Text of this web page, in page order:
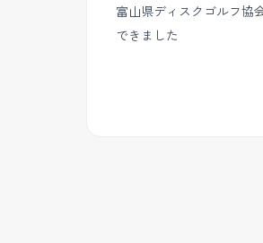
富山県ディスクゴルフ協
できました